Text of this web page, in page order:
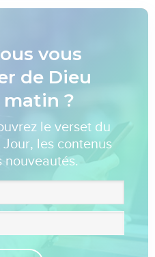
vous
de Dieu
?
le verset du
les contenus
nouveautés.